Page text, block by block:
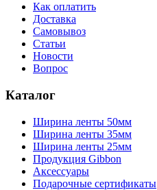
Как оплатить
Доставка
Самовывоз
Статьи
Новости
Вопрос
Каталог
Ширина ленты 50мм
Ширина ленты 35мм
Ширина ленты 25мм
Продукция Gibbon
Аксессуары
Подарочные сертификаты